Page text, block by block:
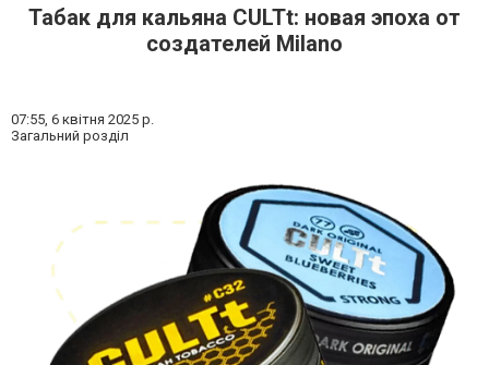
Табак для кальяна CULTt: новая эпоха от
создателей Milano
07:55, 6 квітня 2025 р.
Загальний розділ